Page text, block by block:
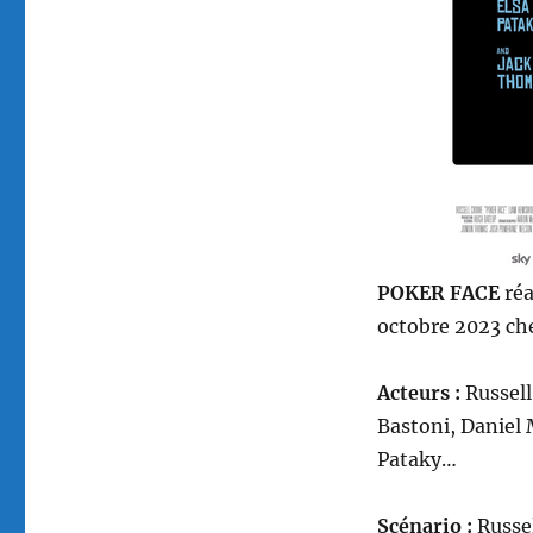
POKER FACE
octobre 2023
Acteurs :
Bastoni, Daniel
Pataky…
Scénario :